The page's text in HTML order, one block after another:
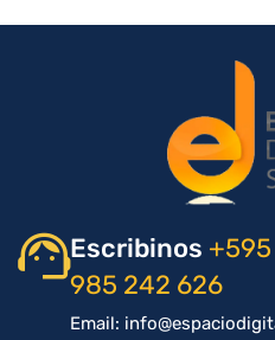
Escribinos
985 242 626
Email: